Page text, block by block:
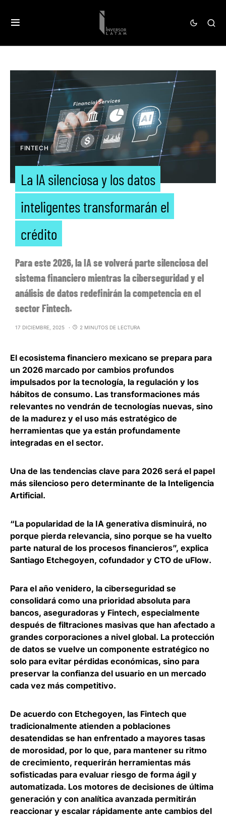
FINTECH
La IA silenciosa y los datos
inteligentes transformarán el
crédito
Para este 2026, la IA se volverá parte silenciosa del
sistema financiero mientras la ciberseguridad y el
análisis de datos redefinirán la competencia en el
sector Fintech.
17 DICIEMBRE, 2025 2 MINUTOS DE LECTURA
El ecosistema financiero mexicano se prepara para
un 2026 marcado por cambios profundos
impulsados por la tecnología, la regulación y los
hábitos de consumo. Las transformaciones más
relevantes no vendrán de tecnologías nuevas, sino
de la madurez y el uso más estratégico de
herramientas que ya están profundamente
integradas en el sector.
Una de las tendencias clave para 2026 será el papel
más silencioso pero determinante de la Inteligencia
Artificial.
“La popularidad de la IA generativa disminuirá, no
porque pierda relevancia, sino porque se ha vuelto
parte natural de los procesos financieros”, explica
Santiago Etchegoyen, cofundador y CTO de uFlow.
Para el año venidero, la ciberseguridad se
consolidará como una prioridad absoluta para
bancos, aseguradoras y Fintech, especialmente
después de filtraciones masivas que han afectado a
grandes corporaciones a nivel global. La protección
de datos se vuelve un componente estratégico no
solo para evitar pérdidas económicas, sino para
preservar la confianza del usuario en un mercado
cada vez más competitivo.
De acuerdo con Etchegoyen, las Fintech que
tradicionalmente atienden a poblaciones
desatendidas se han enfrentado a mayores tasas
de morosidad, por lo que, para mantener su ritmo
de crecimiento, requerirán herramientas más
sofisticadas para evaluar riesgo de forma ágil y
automatizada. Los motores de decisiones de última
generación y con analítica avanzada permitirán
reaccionar y escalar rápidamente ante cambios del